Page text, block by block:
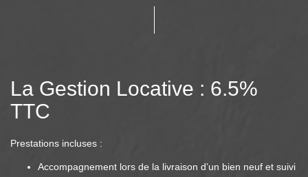
La Gestion Locative : 6.5%
TTC
Prestations incluses :
Accompagnement lors de la livraison d’un bien neuf et suivi